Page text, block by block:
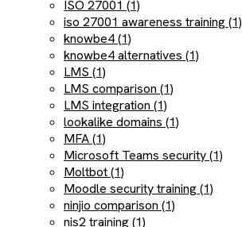
ISO 27001 (1)
iso 27001 awareness training (1)
knowbe4 (1)
knowbe4 alternatives (1)
LMS (1)
LMS comparison (1)
LMS integration (1)
lookalike domains (1)
MFA (1)
Microsoft Teams security (1)
Moltbot (1)
Moodle security training (1)
ninjio comparison (1)
nis2 training (1)